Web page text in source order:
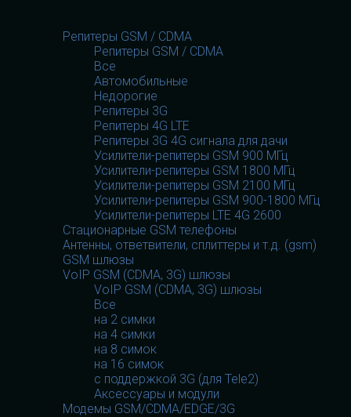
Репитеры GSM / CDMA
Репитеры GSM / CDMA
Все
Автомобильные
Недорогие
Репитеры 3G
Репитеры 4G LTE
Репитеры 3G 4G сигнала для дачи
Усилители-репитеры GSM 900 МГц
Усилители-репитеры GSM 1800 МГц
Усилители-репитеры GSM 2100 МГц
Усилители-репитеры GSM 900-1800 МГц
Усилители-репитеры LTE 4G 2600
Стационарные GSM телефоны
Антенны, ответвители, сплиттеры и т.д. (gsm)
GSM шлюзы
VoIP GSM (CDMA, 3G) шлюзы
VoIP GSM (CDMA, 3G) шлюзы
Все
на 2 симки
на 4 симки
на 8 симок
на 16 симок
с поддержкой 3G (для Tele2)
Аксессуары и модули
Модемы GSM/CDMA/EDGE/3G